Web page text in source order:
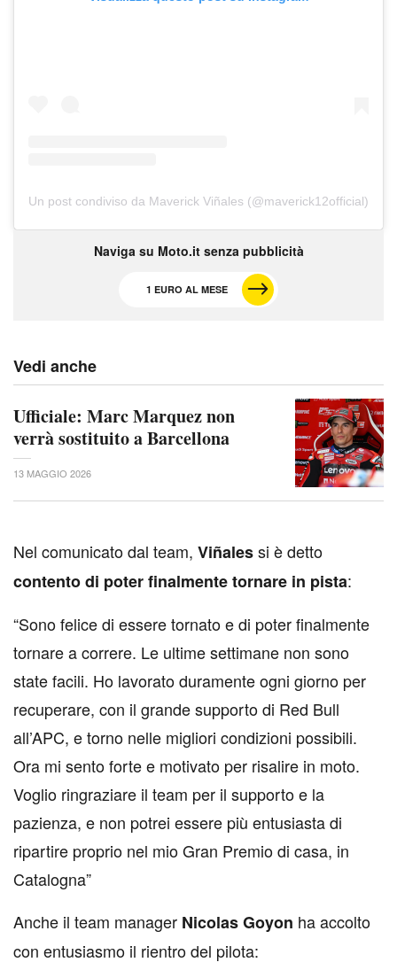
Un post condiviso da Maverick Viñales (@maverick12official)
Naviga su Moto.it senza pubblicità
1 EURO AL MESE
Vedi anche
Ufficiale: Marc Marquez non
verrà sostituito a Barcellona
13 MAGGIO 2026
Nel comunicato dal team, Viñalessi è detto
contento di poter finalmente tornare in pista:
“Sono felice di essere tornato e di poter finalmente
tornare a correre. Le ultime settimane non sono
state facili. Ho lavorato duramente ogni giorno per
recuperare, con il grande supporto di Red Bull
all’APC, e torno nelle migliori condizioni possibili.
Ora mi sento forte e motivato per risalire in moto.
Voglio ringraziare il team per il supporto e la
pazienza, e non potrei essere più entusiasta di
ripartire proprio nel mio Gran Premio di casa, in
Catalogna”
Anche il team manager Nicolas Goyon ha accolto
con entusiasmo il rientro del pilota: